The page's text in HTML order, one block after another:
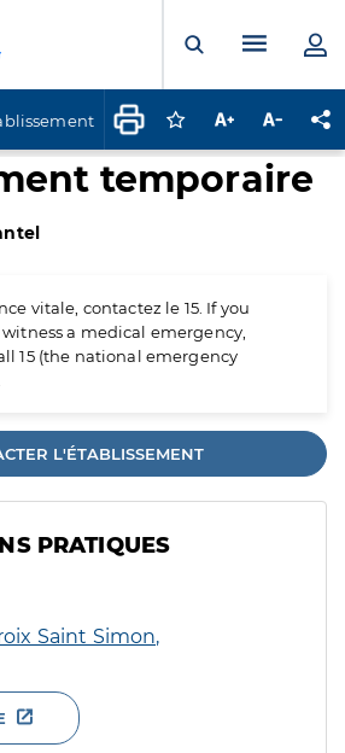
Ouvrir laMenu
Connectez-vous
Augmenter la
temporaire
vitale, contactez le 15. If you
a medical emergency,
15 (the national emergency
L'ÉTABLISSEMENT
PRATIQUES
Saint Simon,